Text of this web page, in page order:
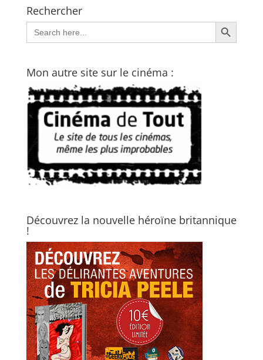
Rechercher
Search
for:
Search Button
Mon autre site sur le cinéma :
Découvrez la nouvelle héroïne britannique
!